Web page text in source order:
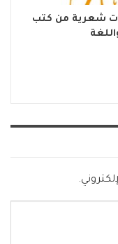
شعرية من كتب